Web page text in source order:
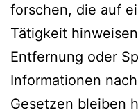
forschen, die auf
Tätigkeit
Entfernung oder
Informationen
Gesetzen bleiben